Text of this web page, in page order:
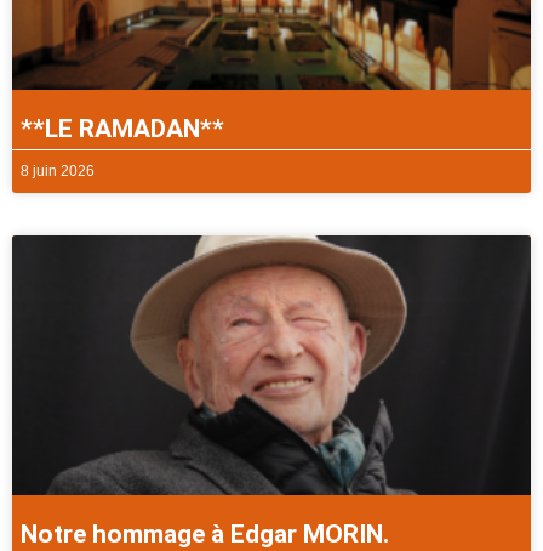
**LE RAMADAN**
8 juin 2026
Notre hommage à Edgar MORIN.